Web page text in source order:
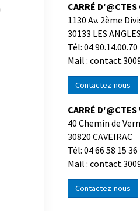
CARRÉ
1130 Av. 2ème
30133 LES ANGLES
Tél: 04.90.14.00.70
Mail :
Contactez-nous
CARRÉ
40 Chemin de
30820 CAVEIRAC
Tél: 04 66 58 15 36
Mail :
Contactez-nous